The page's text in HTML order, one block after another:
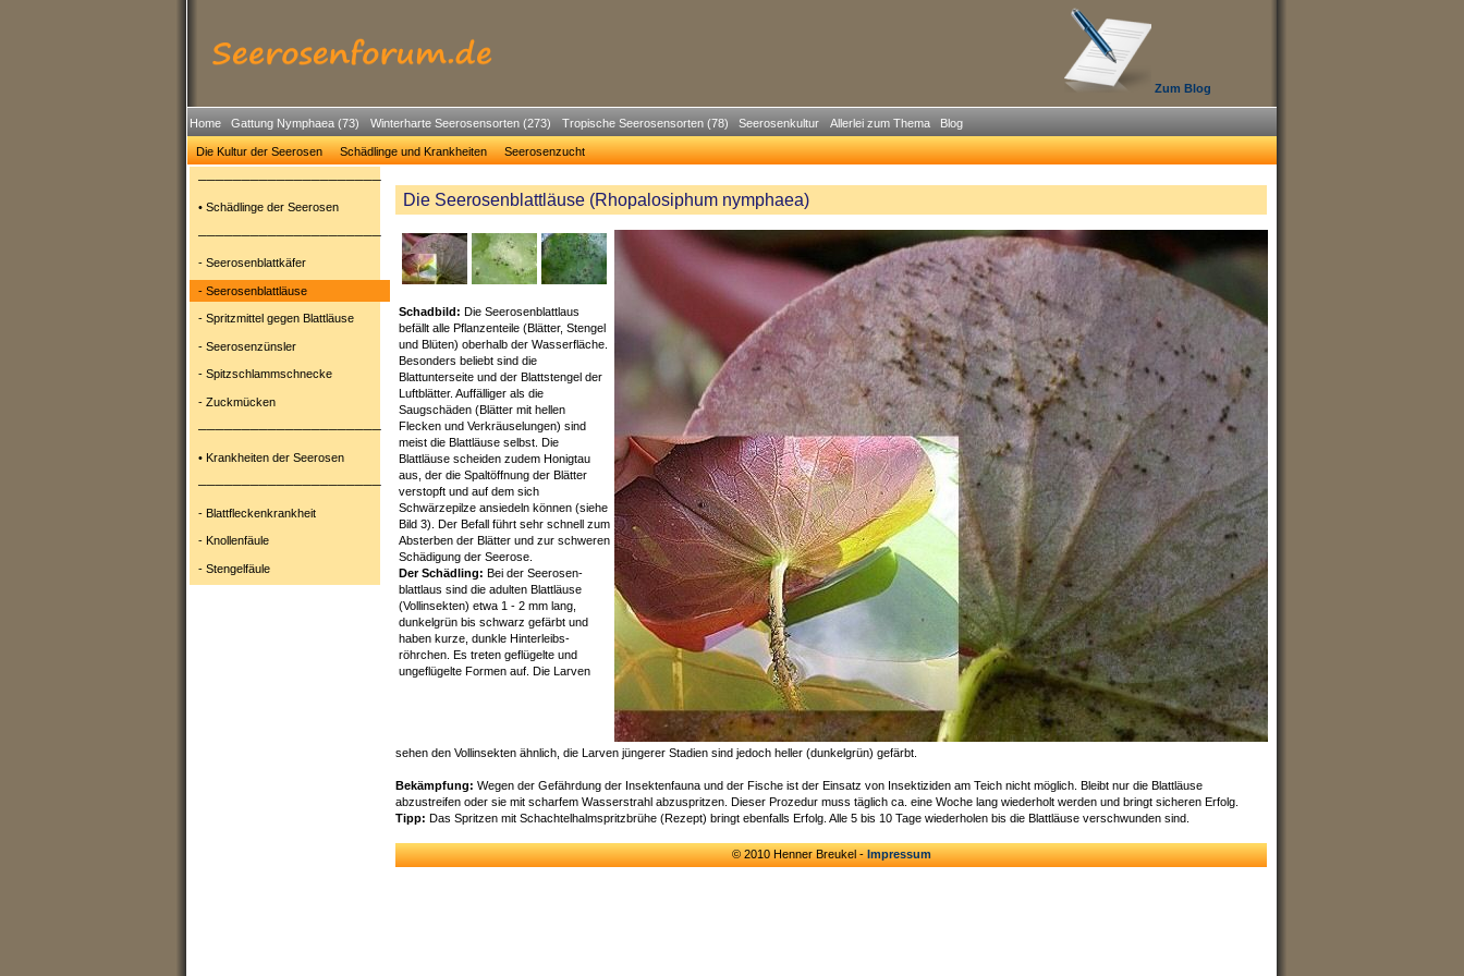
Zum Blog
Home Gattung Nymphaea (73) Winterharte Seerosensorten (273) Tropische Seerosensorten (78) Seerosenkultur Allerlei zum Thema Blog
Die Kultur der Seerosen Schädlinge und Krankheiten Seerosenzucht
Die Seerosenblattläuse (Rhopalosiphum nymphaea)
Schadbild:Die Seerosenblattlaus
befällt alle Pflanzenteile (Blätter, Stengel
und Blüten) oberhalb der Wasserfläche.
Besonders beliebt sind die
Blattunterseite und der Blattstengel der
Luftblätter. Auffälliger als die
Saugschäden (Blätter mit hellen
Flecken und Verkräuselungen) sind
meist die Blattläuse selbst. Die
Blattläuse scheiden zudem Honigtau
aus, der die Spaltöffnung der Blätter
verstopft und auf dem sich
Schwärzepilze ansiedeln können (siehe
Bild 3). Der Befall führt sehr schnell zum
Absterben der Blätter und zur schweren
Schädigung der Seerose.
Der Schädling:Bei der Seerosen-
blattlaus sind die adulten Blattläuse
(Vollinsekten) etwa 1 - 2 mm lang,
dunkelgrün bis schwarz gefärbt und
haben kurze, dunkle Hinterleibs-
röhrchen. Es treten geflügelte und
ungeflügelte Formen auf. Die Larven
sehen den Vollinsekten ähnlich, die Larven jüngerer Stadien sind jedoch heller (dunkelgrün) gefärbt.
Bekämpfung:Wegen der Gefährdung der Insektenfauna und der Fische ist der Einsatz von Insektiziden am Teich nicht möglich. Bleibt nur die Blattläuse
abzustreifen oder sie mit scharfem Wasserstrahl abzuspritzen. Dieser Prozedur muss täglich ca. eine Woche lang wiederholt werden und bringt sicheren Erfolg.
Tipp: Das Spritzen mit Schachtelhalmspritzbrühe (Rezept) bringt ebenfalls Erfolg. Alle 5 bis 10 Tage wiederholen bis die Blattläuse verschwunden sind.
© 2010 Henner Breukel -Impressum
─────────────────────
• Schädlinge der Seerosen
─────────────────────
- Seerosenblattkäfer
- Seerosenblattläuse
- Spritzmittel gegen Blattläuse
- Seerosenzünsler
- Spitzschlammschnecke
- Zuckmücken
─────────────────────
• Krankheiten der Seerosen
─────────────────────
- Blattfleckenkrankheit
- Knollenfäule
- Stengelfäule